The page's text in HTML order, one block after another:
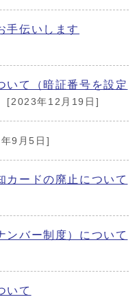
手伝いします
いて（暗証番号を設定
[2023年12月19日]
9月5日]
カードの廃止について
ンバー制度）について
いて